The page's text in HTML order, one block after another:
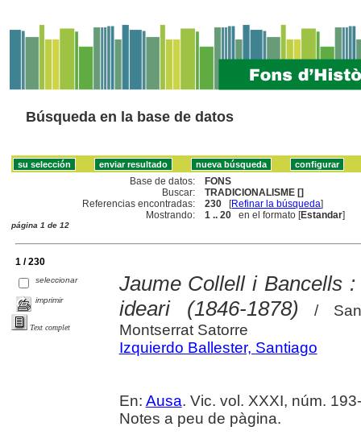
Búsqueda en la base de datos
Base de datos:
FONS
Buscar:
TRADICIONALISME []
Referencias encontradas:
230 [Refinar la búsqueda]
Mostrando:
1 .. 20 en el formato [Estandar]
página 1 de 12
1 / 230
seleccionar
imprimir
Text complet
Jaume Collell i Bancells
ideari (1846-1878) /
Montserrat Satorre
Izquierdo Ballester, Santiago
En: Ausa. Vic. vol. XXXI, núm.
Notes a peu de pàgina.